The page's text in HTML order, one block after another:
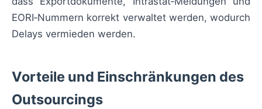
EORI‑Nummern korrekt verwaltet werden, wodurch
Delays vermieden werden.
Vorteile und Einschränkungen des
Outsourcings